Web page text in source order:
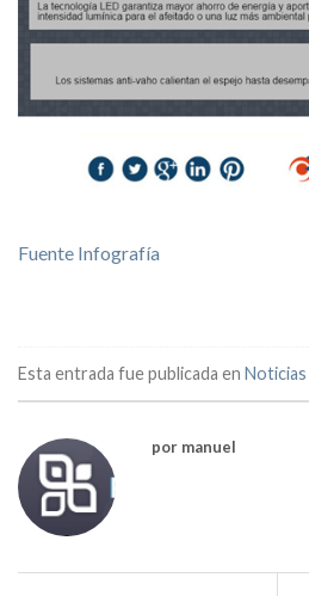
Fuente Infografía
Esta entrada fue publicada en Noticias
por manuel